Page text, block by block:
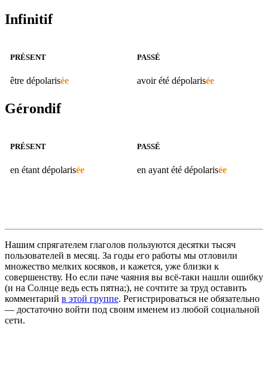
Infinitif
PRÉSENT
être dépolarisée
PASSÉ
avoir été dépolarisée
Gérondif
PRÉSENT
en étant dépolarisée
PASSÉ
en ayant été dépolarisée
Нашим спрягателем глаголов пользуются десятки тысяч
пользователей в месяц. За годы его работы мы отловили
множество мелких косяков, и кажется, уже близки к
совершенству. Но если паче чаяния вы всё-таки нашли ошибку
(и на Солнце ведь есть пятна;), не сочтите за труд оставить
комментарий в этой группе. Регистрироваться не обязательно
— достаточно войти под своим именем из любой социальной
сети.